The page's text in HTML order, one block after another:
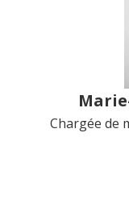
Chargée de